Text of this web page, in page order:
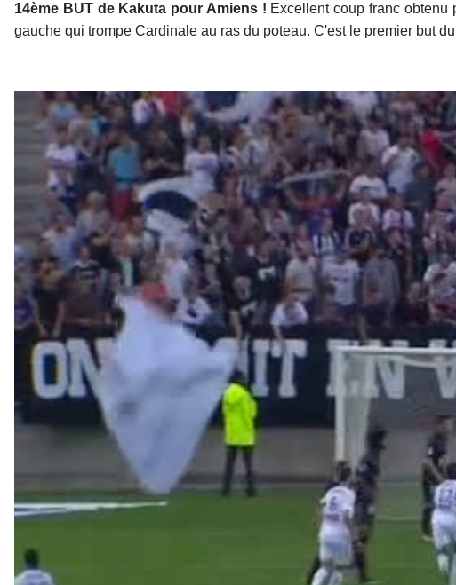
14ème BUT de Kakuta pour Amiens ! Excellent coup franc obtenu
gauche qui trompe Cardinale au ras du poteau. C'est le premier but